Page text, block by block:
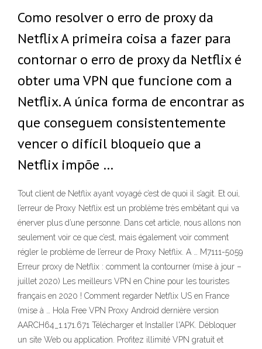
Como resolver o erro de proxy da
Netflix A primeira coisa a fazer para
contornar o erro de proxy da Netflix é
obter uma VPN que funcione com a
Netflix. A única forma de encontrar as
que conseguem consistentemente
vencer o difícil bloqueio que a
Netflix impõe …
Tout client de Netflix ayant voyagé c’est de quoi il s’agit. Et oui,
l’erreur de Proxy Netflix est un problème très embêtant qui va
énerver plus d’une personne. Dans cet article, nous allons non
seulement voir ce que c’est, mais également voir comment
régler le problème de l’erreur de Proxy Netflix. A … M7111-5059
Erreur proxy de Netflix : comment la contourner (mise à jour –
juillet 2020) Les meilleurs VPN en Chine pour les touristes
français en 2020 ! Comment regarder Netflix US en France
(mise à … Hola Free VPN Proxy Android dernière version
AARCH64_1.171.671 Télécharger et Installer l'APK. Débloquer
un site Web ou application. Profitez illimité VPN gratuit et